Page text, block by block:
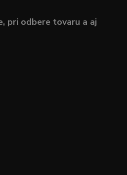
pri odbere tovaru a aj